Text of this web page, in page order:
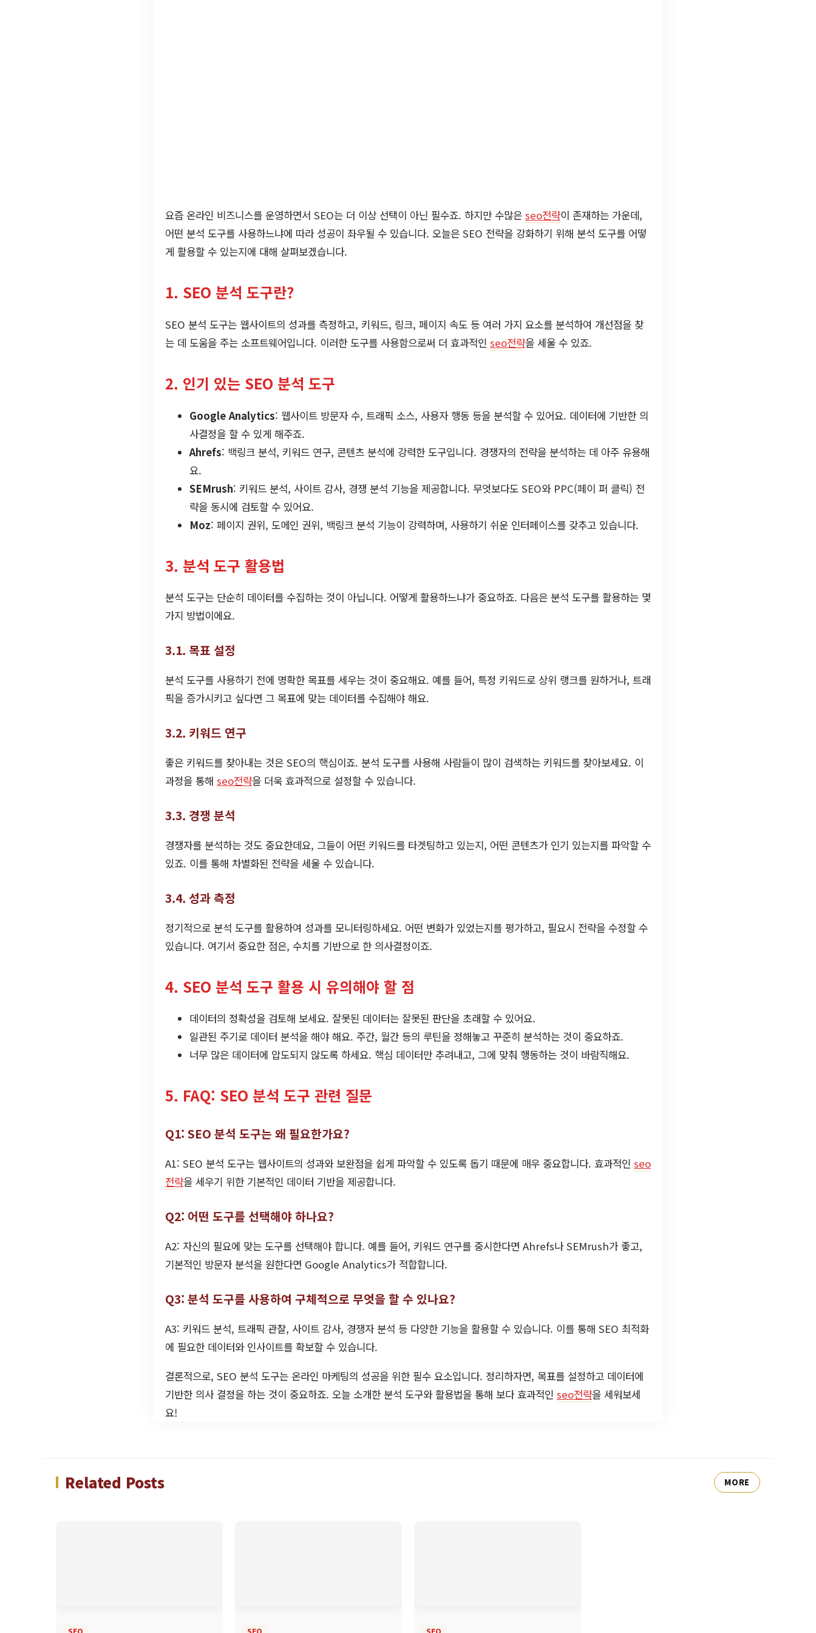
요즘 온라인 비즈니스를 운영하면서 SEO는 더 이상 선택이 아닌 필수죠. 하지만 수많은 seo전략이 존재하는 가운데,
어떤 분석 도구를 사용하느냐에 따라 성공이 좌우될 수 있습니다. 오늘은 SEO 전략을 강화하기 위해 분석 도구를 어떻
게 활용할 수 있는지에 대해 살펴보겠습니다.
1. SEO 분석 도구란?
SEO 분석 도구는 웹사이트의 성과를 측정하고, 키워드, 링크, 페이지 속도 등 여러 가지 요소를 분석하여 개선점을 찾
는 데 도움을 주는 소프트웨어입니다. 이러한 도구를 사용함으로써 더 효과적인 seo전략을 세울 수 있죠.
2. 인기 있는 SEO 분석 도구
Google Analytics: 웹사이트 방문자 수, 트래픽 소스, 사용자 행동 등을 분석할 수 있어요. 데이터에 기반한 의
사결정을 할 수 있게 해주죠.
Ahrefs: 백링크 분석, 키워드 연구, 콘텐츠 분석에 강력한 도구입니다. 경쟁자의 전략을 분석하는 데 아주 유용해
요.
SEMrush: 키워드 분석, 사이트 감사, 경쟁 분석 기능을 제공합니다. 무엇보다도 SEO와 PPC(페이 퍼 클릭) 전
략을 동시에 검토할 수 있어요.
Moz: 페이지 권위, 도메인 권위, 백링크 분석 기능이 강력하며, 사용하기 쉬운 인터페이스를 갖추고 있습니다.
3. 분석 도구 활용법
분석 도구는 단순히 데이터를 수집하는 것이 아닙니다. 어떻게 활용하느냐가 중요하죠. 다음은 분석 도구를 활용하는 몇
가지 방법이에요.
3.1. 목표 설정
분석 도구를 사용하기 전에 명확한 목표를 세우는 것이 중요해요. 예를 들어, 특정 키워드로 상위 랭크를 원하거나, 트래
픽을 증가시키고 싶다면 그 목표에 맞는 데이터를 수집해야 해요.
3.2. 키워드 연구
좋은 키워드를 찾아내는 것은 SEO의 핵심이죠. 분석 도구를 사용해 사람들이 많이 검색하는 키워드를 찾아보세요. 이
과정을 통해 seo전략을 더욱 효과적으로 설정할 수 있습니다.
3.3. 경쟁 분석
경쟁자를 분석하는 것도 중요한데요, 그들이 어떤 키워드를 타겟팅하고 있는지, 어떤 콘텐츠가 인기 있는지를 파악할 수
있죠. 이를 통해 차별화된 전략을 세울 수 있습니다.
3.4. 성과 측정
정기적으로 분석 도구를 활용하여 성과를 모니터링하세요. 어떤 변화가 있었는지를 평가하고, 필요시 전략을 수정할 수
있습니다. 여기서 중요한 점은, 수치를 기반으로 한 의사결정이죠.
4. SEO 분석 도구 활용 시 유의해야 할 점
데이터의 정확성을 검토해 보세요. 잘못된 데이터는 잘못된 판단을 초래할 수 있어요.
일관된 주기로 데이터 분석을 해야 해요. 주간, 월간 등의 루틴을 정해놓고 꾸준히 분석하는 것이 중요하죠.
너무 많은 데이터에 압도되지 않도록 하세요. 핵심 데이터만 추려내고, 그에 맞춰 행동하는 것이 바람직해요.
5. FAQ: SEO 분석 도구 관련 질문
Q1: SEO 분석 도구는 왜 필요한가요?
A1: SEO 분석 도구는 웹사이트의 성과와 보완점을 쉽게 파악할 수 있도록 돕기 때문에 매우 중요합니다. 효과적인 seo
전략을 세우기 위한 기본적인 데이터 기반을 제공합니다.
Q2: 어떤 도구를 선택해야 하나요?
A2: 자신의 필요에 맞는 도구를 선택해야 합니다. 예를 들어, 키워드 연구를 중시한다면 Ahrefs나 SEMrush가 좋고,
기본적인 방문자 분석을 원한다면 Google Analytics가 적합합니다.
Q3: 분석 도구를 사용하여 구체적으로 무엇을 할 수 있나요?
A3: 키워드 분석, 트래픽 관찰, 사이트 감사, 경쟁자 분석 등 다양한 기능을 활용할 수 있습니다. 이를 통해 SEO 최적화
에 필요한 데이터와 인사이트를 확보할 수 있습니다.
결론적으로, SEO 분석 도구는 온라인 마케팅의 성공을 위한 필수 요소입니다. 정리하자면, 목표를 설정하고 데이터에
기반한 의사 결정을 하는 것이 중요하죠. 오늘 소개한 분석 도구와 활용법을 통해 보다 효과적인 seo전략을 세워보세
요!
Related Posts MORE
SEO SEO SEO